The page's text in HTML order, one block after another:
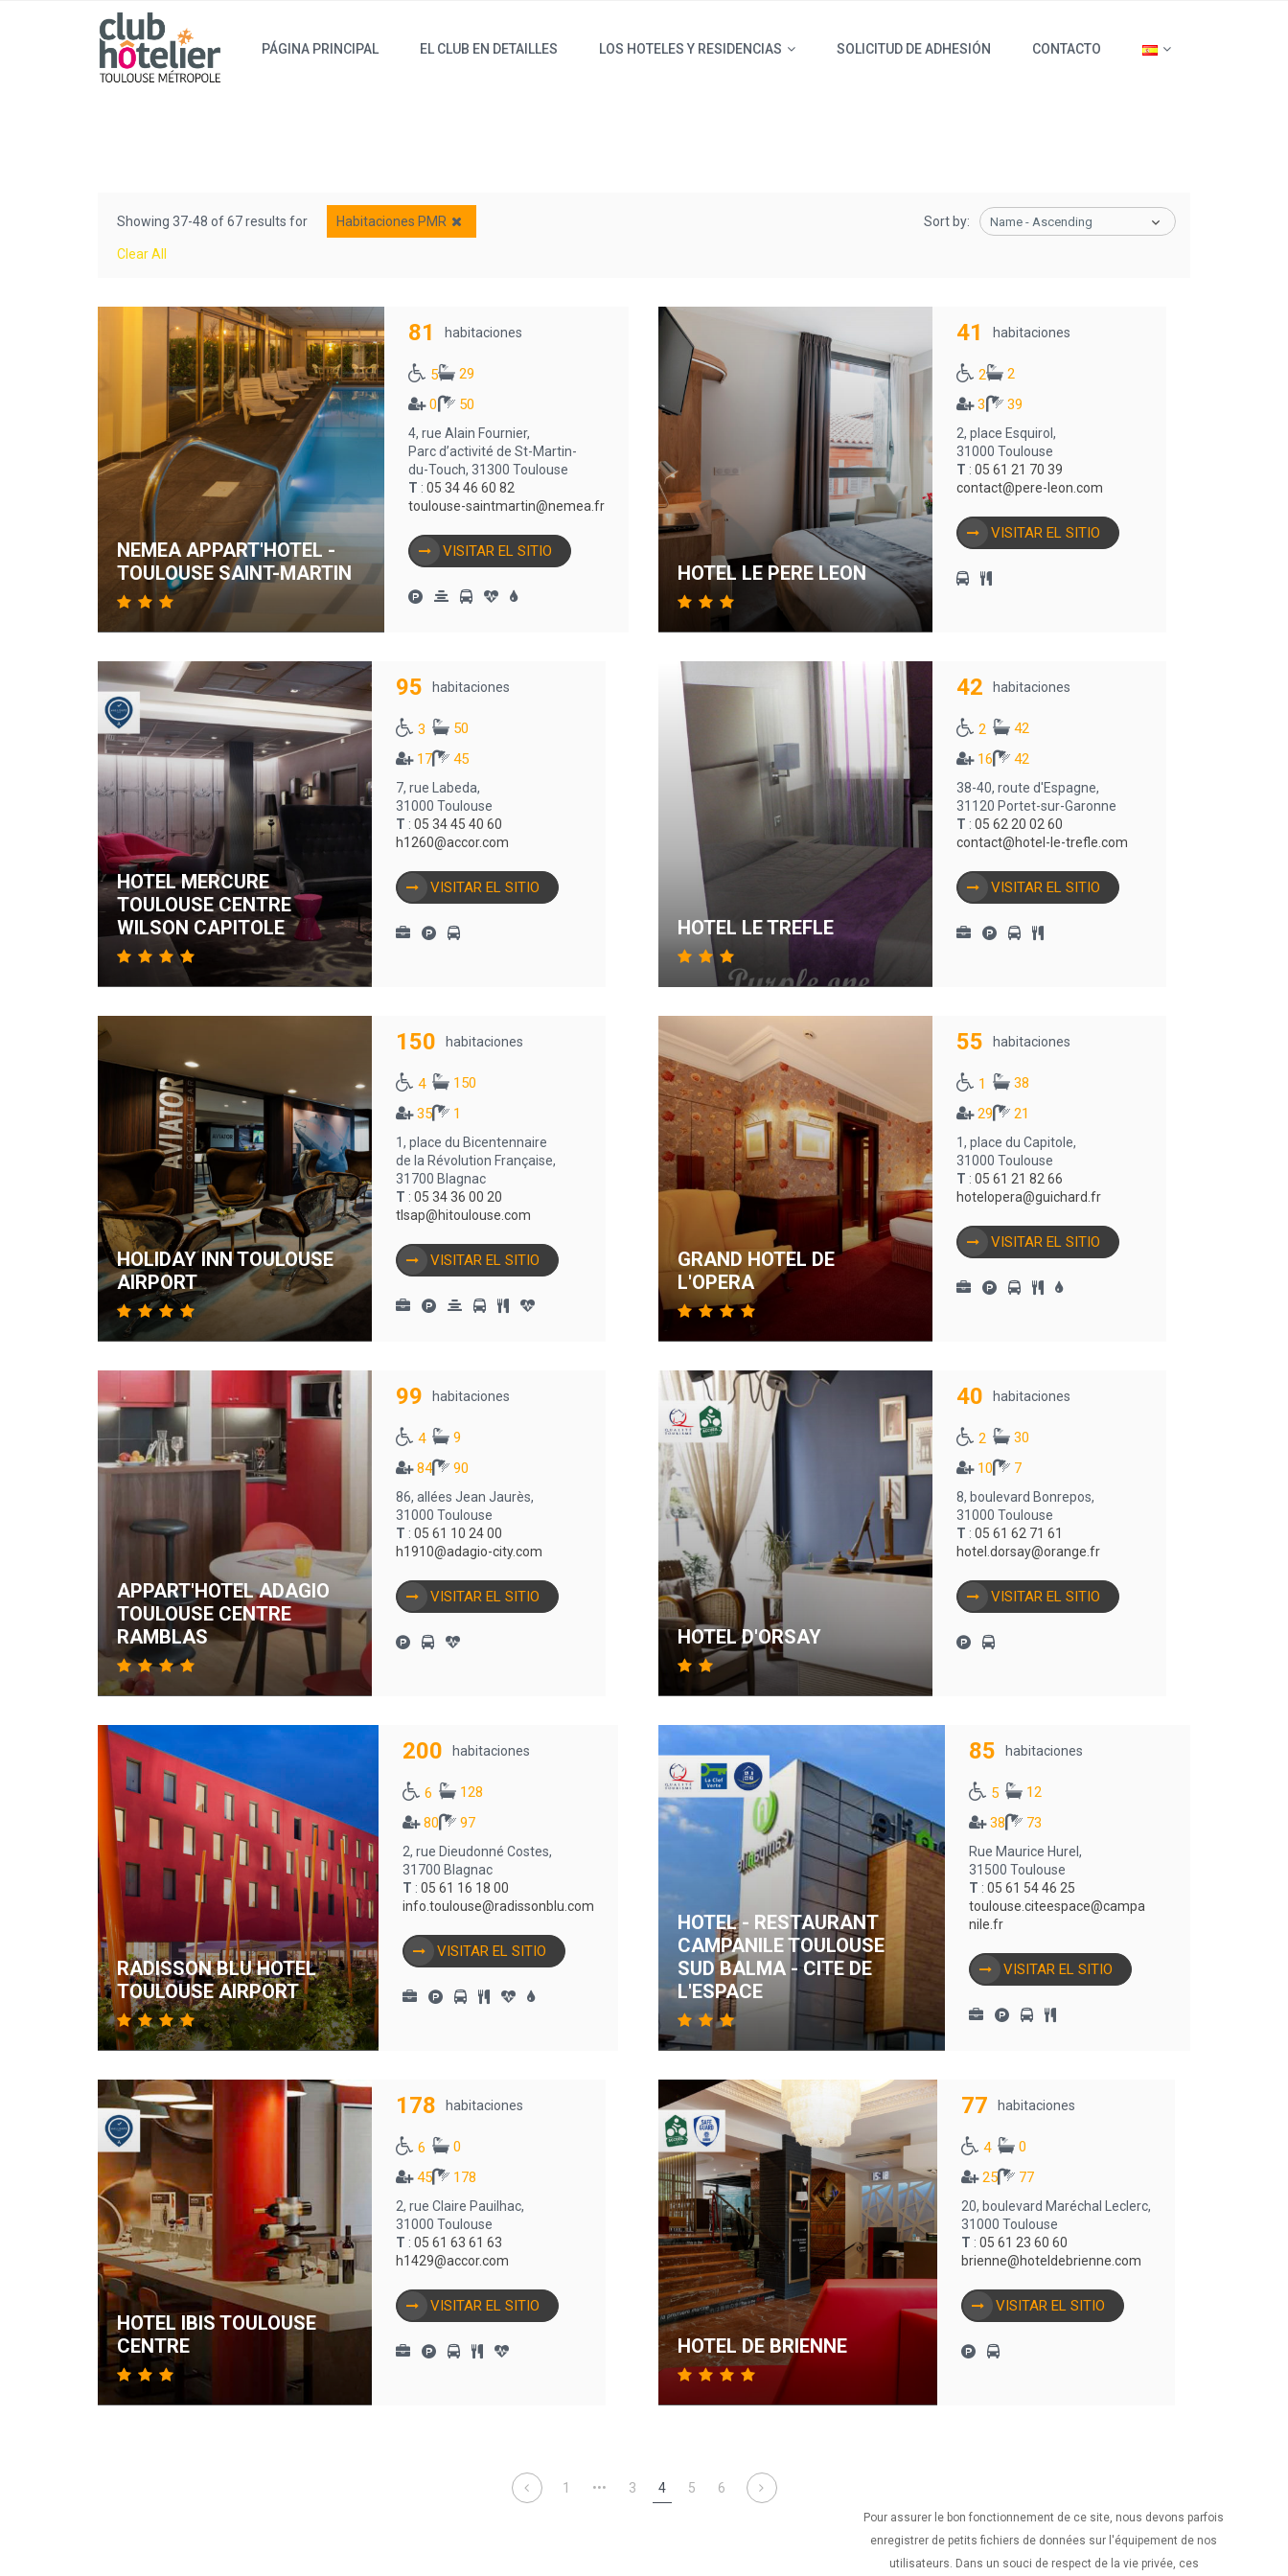
PÁGINA PRINCIPAL EL CLUB EN DETAILLES LOS HOTELES Y RESIDENCIAS SOLICITUD DE ADHESIÓN CONTACTO
Showing 37-48 of 67 results for Habitaciones PMR
Clear All
Sort by: Name - Ascending
NEMEA APPART'HOTEL -
TOULOUSE SAINT-MARTIN
81 habitaciones
5
29
0
50
4, rue Alain Fournier,
Parc d’activité de St-Martin-
du-Touch, 31300 Toulouse
T : 05 34 46 60 82
toulouse-saintmartin@nemea.fr
VISITAR EL SITIO
HOTEL LE PERE LEON
41 habitaciones
2
2
3
39
2, place Esquirol,
31000 Toulouse
T : 05 61 21 70 39
contact@pere-leon.com
VISITAR EL SITIO
HOTEL MERCURE
TOULOUSE CENTRE
WILSON CAPITOLE
95 habitaciones
3
50
17
45
7, rue Labeda,
31000 Toulouse
T : 05 34 45 40 60
h1260@accor.com
VISITAR EL SITIO
HOTEL LE TREFLE
42 habitaciones
2
42
16
42
38-40, route d'Espagne,
31120 Portet-sur-Garonne
T : 05 62 20 02 60
contact@hotel-le-trefle.com
VISITAR EL SITIO
HOLIDAY INN TOULOUSE
AIRPORT
150 habitaciones
4
150
35
1
1, place du Bicentennaire
de la Révolution Française,
31700 Blagnac
T : 05 34 36 00 20
tlsap@hitoulouse.com
VISITAR EL SITIO
GRAND HOTEL DE
L'OPERA
55 habitaciones
1
38
29
21
1, place du Capitole,
31000 Toulouse
T : 05 61 21 82 66
hotelopera@guichard.fr
VISITAR EL SITIO
APPART'HOTEL ADAGIO
TOULOUSE CENTRE
RAMBLAS
99 habitaciones
4
9
84
90
86, allées Jean Jaurès,
31000 Toulouse
T : 05 61 10 24 00
h1910@adagio-city.com
VISITAR EL SITIO
HOTEL D'ORSAY
40 habitaciones
2
30
10
7
8, boulevard Bonrepos,
31000 Toulouse
T : 05 61 62 71 61
hotel.dorsay@orange.fr
VISITAR EL SITIO
RADISSON BLU HOTEL
TOULOUSE AIRPORT
200 habitaciones
6
128
80
97
2, rue Dieudonné Costes,
31700 Blagnac
T : 05 61 16 18 00
info.toulouse@radissonblu.com
VISITAR EL SITIO
HOTEL - RESTAURANT
CAMPANILE TOULOUSE
SUD BALMA - CITE DE
L'ESPACE
85 habitaciones
5
12
38
73
Rue Maurice Hurel,
31500 Toulouse
T : 05 61 54 46 25
toulouse.citeespace@campa
nile.fr
VISITAR EL SITIO
HOTEL IBIS TOULOUSE
CENTRE
178 habitaciones
6
0
45
178
2, rue Claire Pauilhac,
31000 Toulouse
T : 05 61 63 61 63
h1429@accor.com
VISITAR EL SITIO
HOTEL DE BRIENNE
77 habitaciones
4
0
25
77
20, boulevard Maréchal Leclerc,
31000 Toulouse
T : 05 61 23 60 60
brienne@hoteldebrienne.com
VISITAR EL SITIO
1 ••• 3 4 5 6
Pour assurer le bon fonctionnement de ce site, nous devons parfois
enregistrer de petits fichiers de données sur l'équipement de nos
utilisateurs. Dans un souci de respect de la vie privée, ces